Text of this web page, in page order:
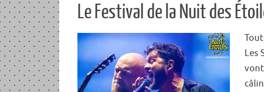
Le Festival de la Nuit des
Les